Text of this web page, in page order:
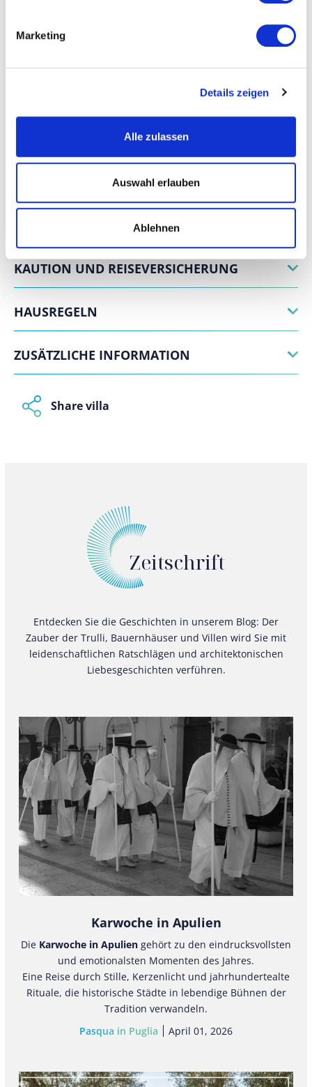
Marketing
Details zeigen
Alle zulassen
Auswahl erlauben
Ablehnen
SCHLAFZIMMER UND BADEZIMMER
ERFAHRUNGEN
POSITION
ZAHLUNGS- UND
STORNIERUNGSBEDINGUNGEN
KAUTION UND REISEVERSICHERUNG
HAUSREGELN
ZUSÄTZLICHE INFORMATION
Share villa
Zeitschrift
Entdecken Sie die Geschichten in unserem Blog: Der
Zauber der Trulli, Bauernhäuser und Villen wird Sie mit
leidenschaftlichen Ratschlägen und architektonischen
Liebesgeschichten verführen.
Karwoche in Apulien
Die Karwoche in Apulien gehört zu den eindrucksvollsten
und emotionalsten Momenten des Jahres.
Eine Reise durch Stille, Kerzenlicht und jahrhundertealte
Rituale, die historische Städte in lebendige Bühnen der
Tradition verwandeln.
Pasqua in Puglia
April 01, 2026